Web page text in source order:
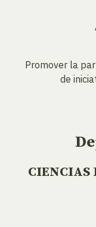
Promover la
de
CIENCIAS